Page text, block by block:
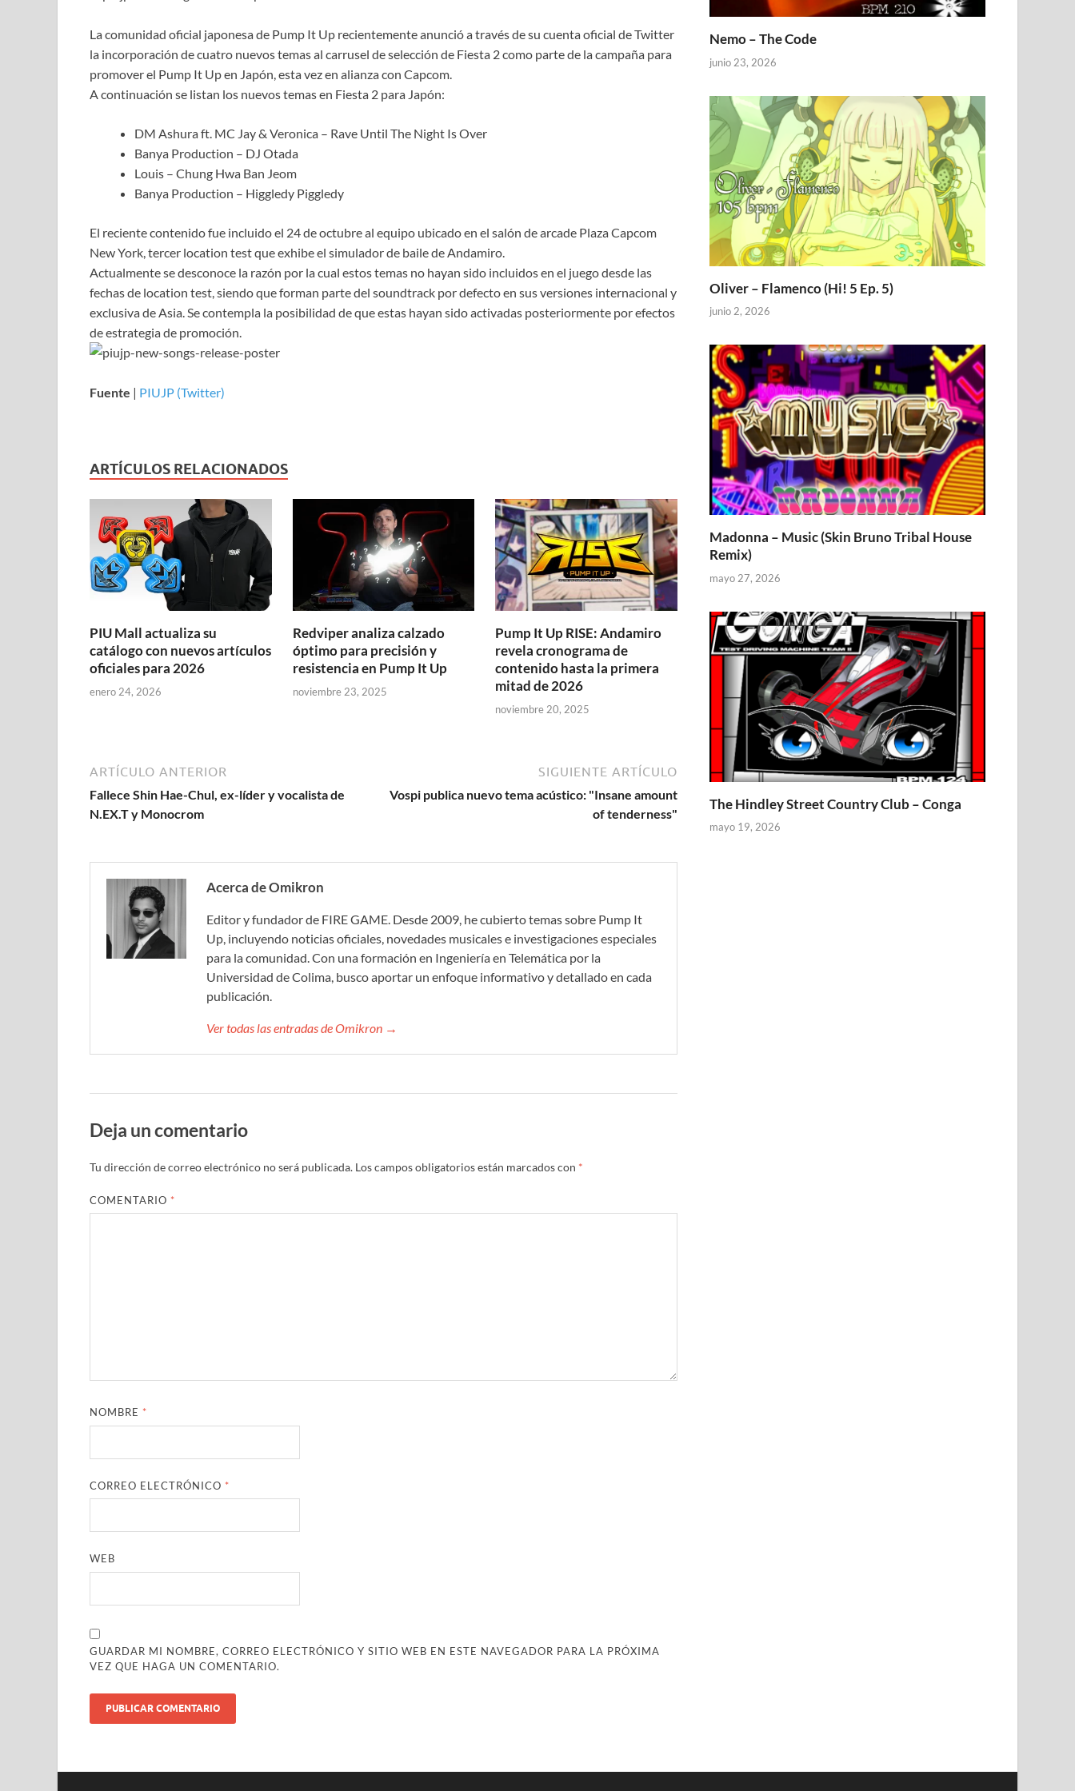
La comunidad oficial japonesa de Pump It Up recientemente anunció a través de su cuenta oficial de Twitter
la incorporación de cuatro nuevos temas al carrusel de selección de Fiesta 2 como parte de la campaña para
promover el Pump It Up en Japón, esta vez en alianza con Capcom.
A continuación se listan los nuevos temas en Fiesta 2 para Japón:
DM Ashura ft. MC Jay & Veronica – Rave Until The Night Is Over
Banya Production – DJ Otada
Louis – Chung Hwa Ban Jeom
Banya Production – Higgledy Piggledy
El reciente contenido fue incluido el 24 de octubre al equipo ubicado en el salón de arcade Plaza Capcom
New York, tercer location test que exhibe el simulador de baile de Andamiro.
Actualmente se desconoce la razón por la cual estos temas no hayan sido incluidos en el juego desde las
fechas de location test, siendo que forman parte del soundtrack por defecto en sus versiones internacional y
exclusiva de Asia. Se contempla la posibilidad de que estas hayan sido activadas posteriormente por efectos
de estrategia de promoción.
Fuente | PIUJP (Twitter)
ARTÍCULOS RELACIONADOS
PIU Mall actualiza su
catálogo con nuevos artículos
oficiales para 2026
enero 24, 2026
Redviper analiza calzado
óptimo para precisión y
resistencia en Pump It Up
noviembre 23, 2025
Pump It Up RISE: Andamiro
revela cronograma de
contenido hasta la primera
mitad de 2026
noviembre 20, 2025
ARTÍCULO ANTERIOR
Fallece Shin Hae-Chul, ex-líder y vocalista de
N.EX.T y Monocrom
SIGUIENTE ARTÍCULO
Vospi publica nuevo tema acústico: "Insane amount
of tenderness"
Acerca de Omikron
Editor y fundador de FIRE GAME. Desde 2009, he cubierto temas sobre Pump It
Up, incluyendo noticias oficiales, novedades musicales e investigaciones especiales
para la comunidad. Con una formación en Ingeniería en Telemática por la
Universidad de Colima, busco aportar un enfoque informativo y detallado en cada
publicación.
Ver todas las entradas de Omikron →
Deja un comentario
Tu dirección de correo electrónico no será publicada. Los campos obligatorios están marcados con *
COMENTARIO *
NOMBRE *
CORREO ELECTRÓNICO *
WEB
GUARDAR MI NOMBRE, CORREO ELECTRÓNICO Y SITIO WEB EN ESTE NAVEGADOR PARA LA PRÓXIMA
VEZ QUE HAGA UN COMENTARIO.
Nemo – The Code
junio 23, 2026
Oliver – Flamenco (Hi! 5 Ep. 5)
junio 2, 2026
Madonna – Music (Skin Bruno Tribal House
Remix)
mayo 27, 2026
The Hindley Street Country Club – Conga
mayo 19, 2026